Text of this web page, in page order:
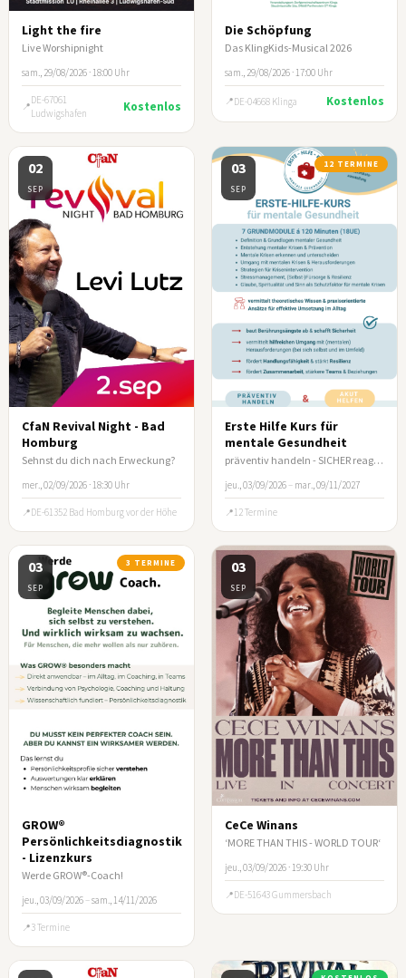
Light the fire
Live Worshipnight
sam., 29/08/2026 · 18:00 Uhr
DE-67061
Ludwigshafen
Kostenlos
Die Schöpfung
Das KlingKids-Musical 2026
sam., 29/08/2026 · 17:00 Uhr
DE-04668 Klinga Kostenlos
02
SEP
CfaN Revival Night - Bad
Homburg
Sehnst du dich nach Erweckung?
mer., 02/09/2026 · 18:30 Uhr
DE-61352 Bad Homburg vor der Höhe
03
SEP
12 TERMINE
Erste Hilfe Kurs für
mentale Gesundheit
präventiv handeln - SICHER reagieren
jeu., 03/09/2026 – mar., 09/11/2027
12 Termine
03
SEP
3 TERMINE
GROW®
Persönlichkeitsdiagnostik
- Lizenzkurs
Werde GROW®-Coach!
jeu., 03/09/2026 –sam., 14/11/2026
3 Termine
03
SEP
CeCe Winans
‘MORE THAN THIS - WORLD TOUR‘
jeu., 03/09/2026 · 19:30 Uhr
DE-51643 Gummersbach